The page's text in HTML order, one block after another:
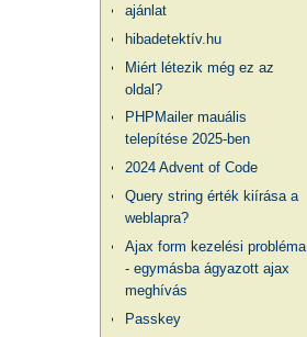
ajánlat
hibadetektív.hu
Miért létezik még ez az
oldal?
PHPMailer mauális
telepítése 2025-ben
2024 Advent of Code
Query string érték kiírása a
weblapra?
Ajax form kezelési probléma
- egymásba ágyazott ajax
meghívás
Passkey